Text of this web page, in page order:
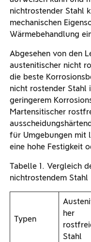
nichtrostender Stahl
mechanischen
Wärmebehandlung
Abgesehen von den
austenitischer nicht
die beste
nicht rostender Stahl
geringerem
Martensitischer
für Umgebungen mit
eine hohe Festigkeit
Tabelle 1. Vergleich
nichtrostendem Stahl
Typen
her
Stahl